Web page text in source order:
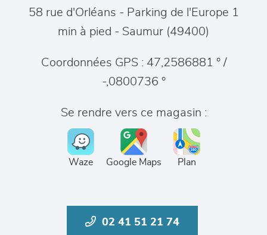
décoration
58 rue d'Orléans - Parking de l'Europe 1
min à pied - Saumur (49400)
Coordonnées GPS : 47,2586881 ° /
-,0800736 °
Se rendre vers ce magasin :
Waze Google Maps Plan
02 41 51 21 74